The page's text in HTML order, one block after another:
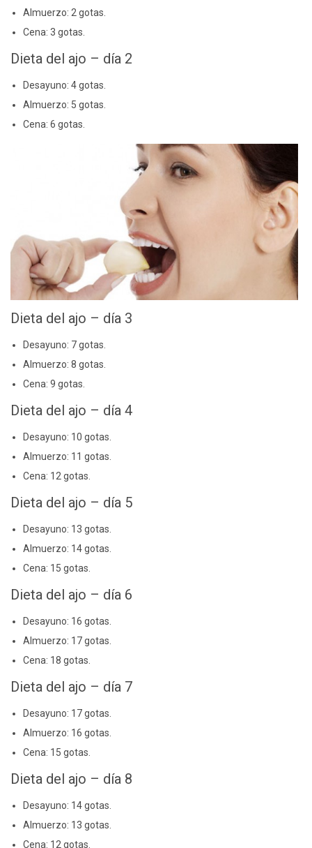
Almuerzo: 2 gotas.
Cena: 3 gotas.
Dieta del ajo – día 2
Desayuno: 4 gotas.
Almuerzo: 5 gotas.
Cena: 6 gotas.
Dieta del ajo – día 3
Desayuno: 7 gotas.
Almuerzo: 8 gotas.
Cena: 9 gotas.
Dieta del ajo – día 4
Desayuno: 10 gotas.
Almuerzo: 11 gotas.
Cena: 12 gotas.
Dieta del ajo – día 5
Desayuno: 13 gotas.
Almuerzo: 14 gotas.
Cena: 15 gotas.
Dieta del ajo – día 6
Desayuno: 16 gotas.
Almuerzo: 17 gotas.
Cena: 18 gotas.
Dieta del ajo – día 7
Desayuno: 17 gotas.
Almuerzo: 16 gotas.
Cena: 15 gotas.
Dieta del ajo – día 8
Desayuno: 14 gotas.
Almuerzo: 13 gotas.
Cena: 12 gotas.